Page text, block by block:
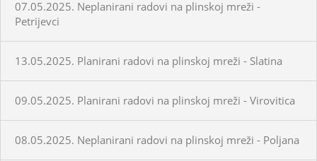
07.05.2025. Neplanirani radovi na plinskoj mreži -
Petrijevci
13.05.2025. Planirani radovi na plinskoj mreži - Slatina
09.05.2025. Planirani radovi na plinskoj mreži - Virovitica
08.05.2025. Neplanirani radovi na plinskoj mreži - Poljana